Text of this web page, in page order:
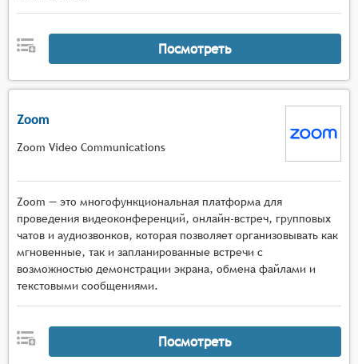
Посмотреть
Zoom
Zoom Video Communications
Zoom — это многофункциональная платформа для
проведения видеоконференций, онлайн-встреч, групповых
чатов и аудиозвонков, которая позволяет организовывать как
мгновенные, так и запланированные встречи с
возможностью демонстрации экрана, обмена файлами и
текстовыми сообщениями.
Посмотреть